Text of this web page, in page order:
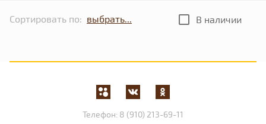
Сортировать по: В наличии
Телефон: 8 (910) 213-69-11